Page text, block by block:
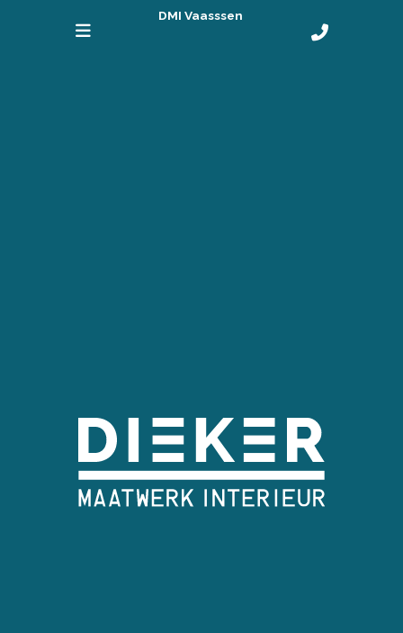
DMI Vaasssen